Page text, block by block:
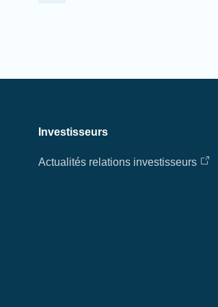
Investisseurs
Actualités relations investisseurs